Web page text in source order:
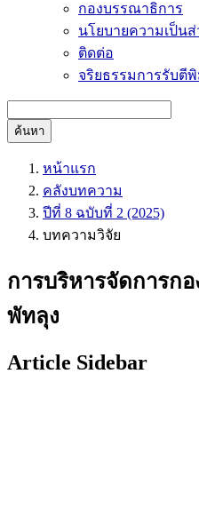
กองบรรณาธิการ
นโยบายความเป็น
ติดต่อ
จริยธรรมการรับตี
ค้นหา
หน้าแรก
คลังบทความ
ปีที่ 8 ฉบับที่ 2 (2025)
บทความวิจัย
การบริหารจัดการก
พัทลุง
Article Sidebar